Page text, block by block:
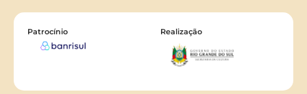
Patrocínio Realização